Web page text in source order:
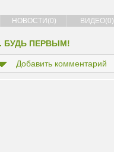
НОВОСТИ(0) ВИДЕО(0)
БУДЬ ПЕРВЫМ!
Добавить комментарий